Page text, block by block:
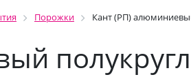
Порожки Кант (РП)